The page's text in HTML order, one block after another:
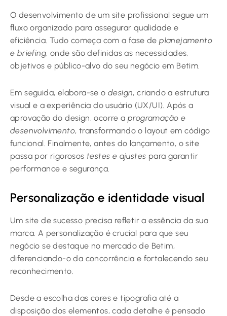
O desenvolvimento de um site profissional segue um
fluxo organizado para assegurar qualidade e
eficiência. Tudo começa com a fase deplanejamento
e briefing, onde são definidas as necessidades,
objetivos e público-alvo do seu negócio em Betim.
Em seguida, elabora-se o design, criando a estrutura
visual e a experiência do usuário (UX/UI). Após a
aprovação do design, ocorre a programação e
desenvolvimento, transformando o layout em código
funcional. Finalmente, antes do lançamento, o site
passa por rigorosos testes e ajustes para garantir
performance e segurança.
Personalização e identidade visual
Um site de sucesso precisa refletir a essência da sua
marca. A personalização é crucial para que seu
negócio se destaque no mercado de Betim,
diferenciando-o da concorrência e fortalecendo seu
reconhecimento.
Desde a escolha das cores e tipografia até a
disposição dos elementos, cada detalhe é pensado